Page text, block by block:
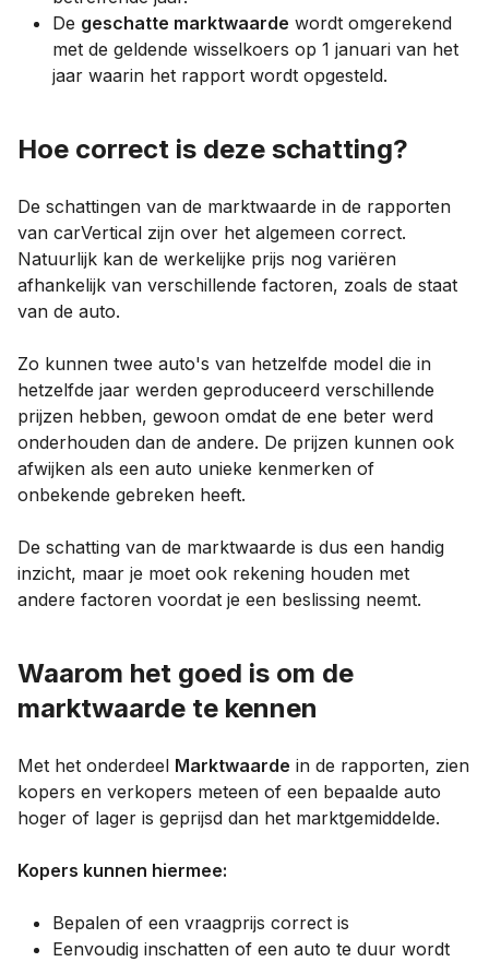
De geschatte marktwaarde wordt omgerekend
met de geldende wisselkoers op 1 januari van het
jaar waarin het rapport wordt opgesteld.
Hoe correct is deze schatting?
De schattingen van de marktwaarde in de rapporten
van carVertical zijn over het algemeen correct.
Natuurlijk kan de werkelijke prijs nog variëren
afhankelijk van verschillende factoren, zoals de staat
van de auto.
Zo kunnen twee auto's van hetzelfde model die in
hetzelfde jaar werden geproduceerd verschillende
prijzen hebben, gewoon omdat de ene beter werd
onderhouden dan de andere. De prijzen kunnen ook
afwijken als een auto unieke kenmerken of
onbekende gebreken heeft.
De schatting van de marktwaarde is dus een handig
inzicht, maar je moet ook rekening houden met
andere factoren voordat je een beslissing neemt.
Waarom het goed is om de
marktwaarde te kennen
Met het onderdeel Marktwaarde in de rapporten, zien
kopers en verkopers meteen of een bepaalde auto
hoger of lager is geprijsd dan het marktgemiddelde.
Kopers kunnen hiermee:
Bepalen of een vraagprijs correct is
Eenvoudig inschatten of een auto te duur wordt